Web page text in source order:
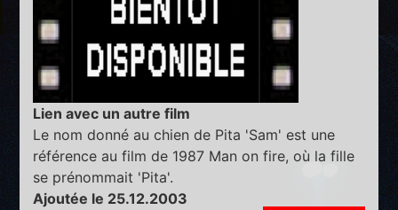
Lien avec un autre film
Le nom donné au chien de Pita 'Sam' est une
référence au film de 1987 Man on fire, où la fille
se prénommait 'Pita'.
Ajoutée le 25.12.2003